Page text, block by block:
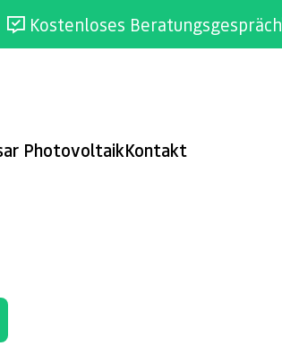
Kostenloses Beratungsgespräch
PhotovoltaikKontakt